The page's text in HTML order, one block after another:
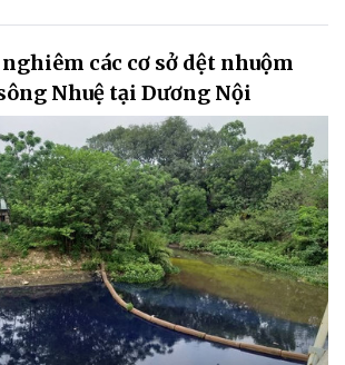
các cơ sở dệt nhuộm
Nhuệ tại Dương Nội